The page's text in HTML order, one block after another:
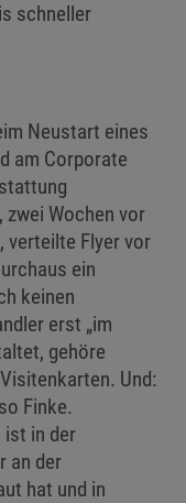
schneller
Neustart eines
am Corporate
Wochen vor
verteilte Flyer vor
ein
keinen
erst „im
gehöre
Und:
Finke.
ist in der
an der
hat und in